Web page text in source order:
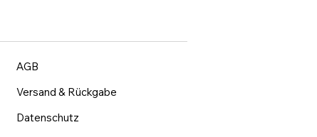
AGB
Versand & Rückgabe
Datenschutz